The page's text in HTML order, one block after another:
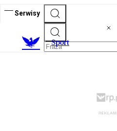
Serwisy
Sport